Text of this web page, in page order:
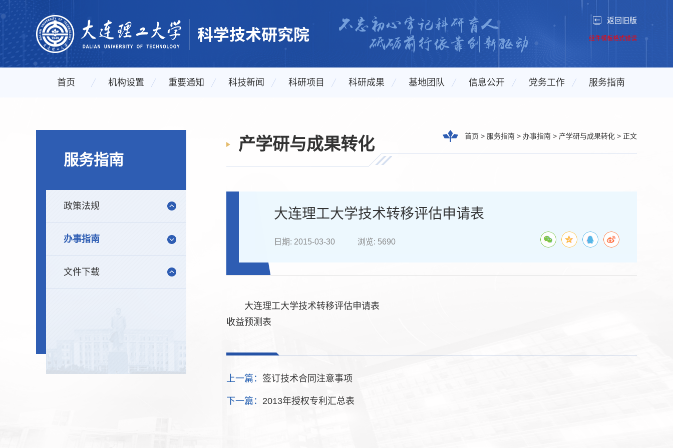
返回旧版
组件模板格式错误
首页 机构设置 重要通知 科技新闻 科研项目 科研成果 基地团队 信息公开 党务工作 服务指南
服务指南
政策法规
办事指南
文件下载
产学研与成果转化 首页 > 服务指南 > 办事指南 > 产学研与成果转化 > 正文
大连理工大学技术转移评估申请表
日期: 2015-03-30 浏览: 5690
大连理工大学技术转移评估申请表
收益预测表
上一篇： 签订技术合同注意事项
下一篇： 2013年授权专利汇总表